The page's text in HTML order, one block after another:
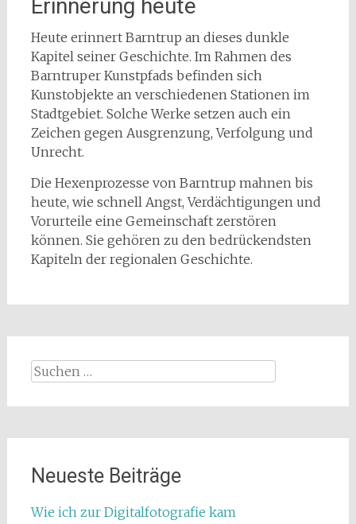
Erinnerung heute
Heute erinnert Barntrup an dieses dunkle
Kapitel seiner Geschichte. Im Rahmen des
Barntruper Kunstpfads befinden sich
Kunstobjekte an verschiedenen Stationen im
Stadtgebiet. Solche Werke setzen auch ein
Zeichen gegen Ausgrenzung, Verfolgung und
Unrecht.
Die Hexenprozesse von Barntrup mahnen bis
heute, wie schnell Angst, Verdächtigungen und
Vorurteile eine Gemeinschaft zerstören
können. Sie gehören zu den bedrückendsten
Kapiteln der regionalen Geschichte.
Suchen
Neueste Beiträge
Wie ich zur Digitalfotografie kam